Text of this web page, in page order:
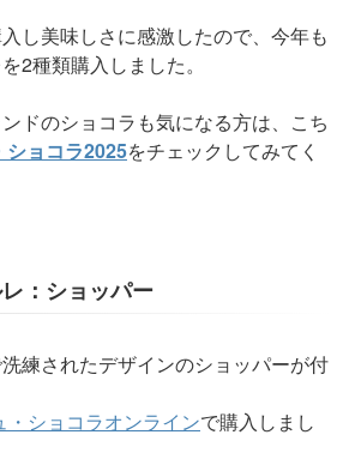
し美味しさに感激したので、今年も
2種類購入しました。
ドのショコラも気になる方は、こち
ショコラ2025をチェックしてみてく
：ショッパー
練されたデザインのショッパーが付
・ショコラオンラインで購入しまし